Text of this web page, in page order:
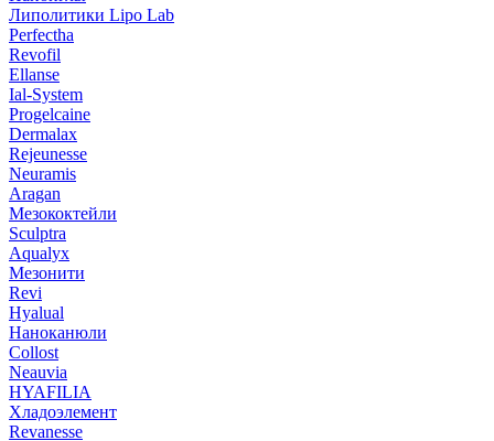
Липолитики Lipo Lab
Perfectha
Revofil
Ellanse
Ial-System
Progelcaine
Dermalax
Rejeunesse
Neuramis
Aragan
Мезококтейли
Sculptra
Aqualyx
Мезонити
Revi
Hyalual
Наноканюли
Collost
Neauvia
HYAFILIA
Хладоэлемент
Revanesse